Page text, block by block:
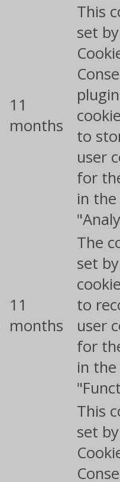
11
months
This
set
to
user
for
in
11
months
The
set
to
user
for
in
This
set